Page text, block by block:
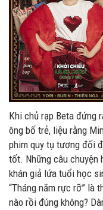
Khi chủ rạp Beta đứng
ông bố trẻ, liệu rằng
phim quy tụ tương đối
tốt. Những câu chuyện
khán giả lứa tuổi học
“Tháng năm rực rỡ” là
nào rồi đúng không?